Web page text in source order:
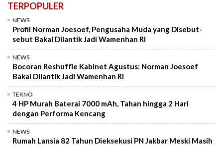
TERPOPULER
NEWS
Profil Norman Joesoef, Pengusaha Muda yang Disebut-
sebut Bakal Dilantik Jadi Wamenhan RI
NEWS
Bocoran Reshuffle Kabinet Agustus: Norman Joesoef
Bakal Dilantik Jadi Wamenhan RI
TEKNO
4 HP Murah Baterai 7000 mAh, Tahan hingga 2 Hari
dengan Performa Kencang
NEWS
Rumah Lansia 82 Tahun Dieksekusi PN Jakbar Meski Masih